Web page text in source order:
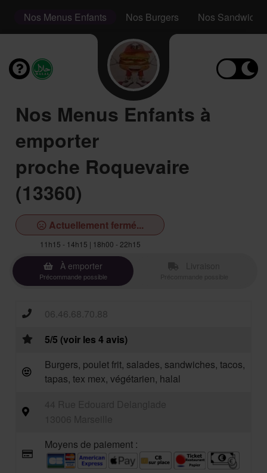
Nos Menus Enfants Nos Burgers Nos Sandwichs
Nos Menus Enfants à
emporter
proche Roquevaire
(13360)
Actuellement fermé...
11h15 - 14h15 | 18h00 - 22h15
À emporter
Précommande possible
06.46.68.70.88
5/5 (voir les 4 avis)
Burgers, poulet frit, salades, sandwiches, tacos,
tapas, tex mex, végétarien, halal
Moyens de paiement :